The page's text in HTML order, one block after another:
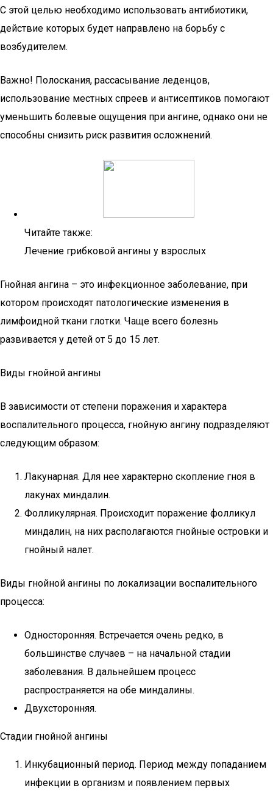
С этой целью необходимо использовать антибиотики,
действие которых будет направлено на борьбу с
возбудителем.
Важно! Полоскания, рассасывание леденцов,
использование местных спреев и антисептиков помогают
уменьшить болевые ощущения при ангине, однако они не
способны снизить риск развития осложнений.
Читайте также:
Лечение грибковой ангины у взрослых
Гнойная ангина – это инфекционное заболевание, при
котором происходят патологические изменения в
лимфоидной ткани глотки. Чаще всего болезнь
развивается у детей от 5 до 15 лет.
Виды гнойной ангины
В зависимости от степени поражения и характера
воспалительного процесса, гнойную ангину подразделяют
следующим образом:
Лакунарная. Для нее характерно скопление гноя в
лакунах миндалин.
Фолликулярная. Происходит поражение фолликул
миндалин, на них располагаются гнойные островки и
гнойный налет.
Виды гнойной ангины по локализации воспалительного
процесса:
Односторонняя. Встречается очень редко, в
большинстве случаев – на начальной стадии
заболевания. В дальнейшем процесс
распространяется на обе миндалины.
Двухсторонняя.
Стадии гнойной ангины
Инкубационный период. Период между попаданием
инфекции в организм и появлением первых